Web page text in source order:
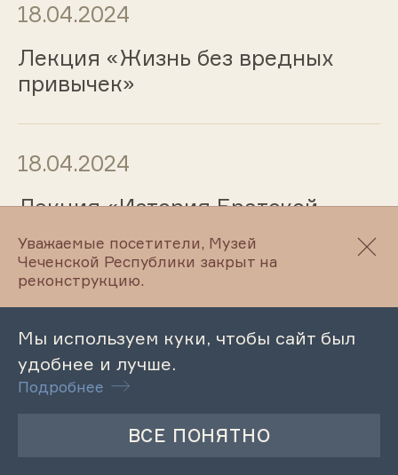
18.04.2024
Лекция «Жизнь без вредных
привычек»
18.04.2024
Лекция «История Братской
могилы бойцов 11 Красной
Армии в станице
Старогладовской»
18.04.2024
Литературно-этнографическому
Уважаемые посетители, Музей
Чеченской Республики закрыт на
реконструкцию.
Мы используем куки, чтобы сайт был
удобнее и лучше.
Подробнее